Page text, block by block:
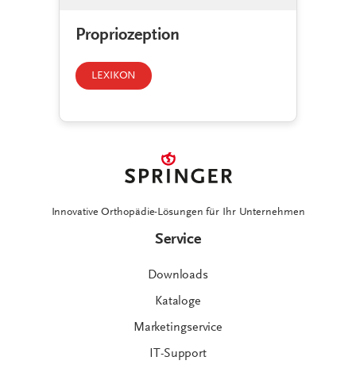
Propriozeption
LEXIKON
Innovative Orthopädie-Lösungen für Ihr Unternehmen
Service
Downloads
Kataloge
Marketingservice
IT-Support